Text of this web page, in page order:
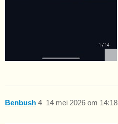
Benbush 14 mei 2026 om 14:18
4